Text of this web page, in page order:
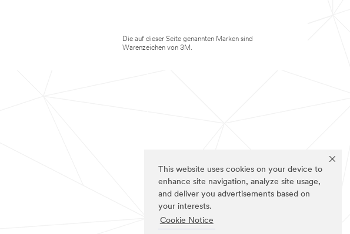
This website uses cookies on your device to
enhance site navigation, analyze site usage,
and deliver you advertisements based on
your interests.
Cookie Notice
Die auf dieser Seite genannten Marken sind
Warenzeichen von 3M.